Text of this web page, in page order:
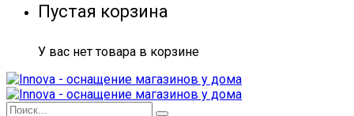
Пустая корзина
У вас нет товара в корзине